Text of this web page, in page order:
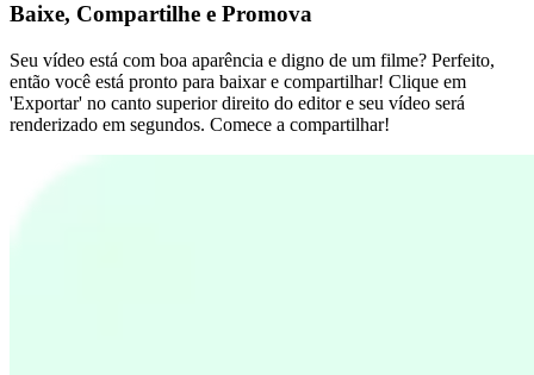
Baixe, Compartilhe e Promova
Seu vídeo está com boa aparência e digno de um filme? Perfeito,
então você está pronto para baixar e compartilhar! Clique em
'Exportar' no canto superior direito do editor e seu vídeo será
renderizado em segundos. Comece a compartilhar!